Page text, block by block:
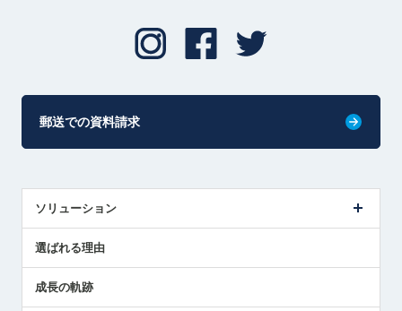
郵送での資料請求
ソリューション
解決策提案
選ばれる理由
成長の軌跡